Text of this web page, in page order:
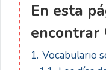
En esta
encontrar
1. Vocabulario